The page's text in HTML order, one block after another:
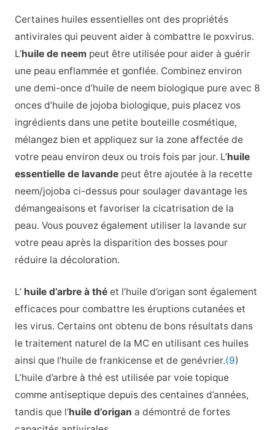
Certaines huiles essentielles ont des propriétés
antivirales qui peuvent aider à combattre le poxvirus.
L’huile de neempeut être utilisée pour aider à guérir
une peau enflammée et gonflée. Combinez environ
une demi-once d’huile de neem biologique pure avec 8
onces d’huile de jojoba biologique, puis placez vos
ingrédients dans une petite bouteille cosmétique,
mélangez bien et appliquez sur la zone affectée de
votre peau environ deux ou trois fois par jour. L’huile
essentielle de lavandepeut être ajoutée à la recette
neem/jojoba ci-dessus pour soulager davantage les
démangeaisons et favoriser la cicatrisation de la
peau. Vous pouvez également utiliser la lavande sur
votre peau après la disparition des bosses pour
réduire la décoloration.
L’huile d’arbre à théet l’huile d’origan sont également
efficaces pour combattre les éruptions cutanées et
les virus. Certains ont obtenu de bons résultats dans
le traitement naturel de la MC en utilisant ces huiles
ainsi que l’huile de frankicense et de genévrier.(9)
L’huile d’arbre à thé est utilisée par voie topique
comme antiseptique depuis des centaines d’années,
tandis que l’huile d’origan a démontré de fortes